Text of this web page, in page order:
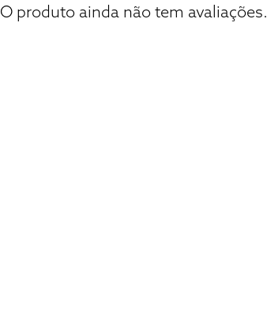
O produto ainda não tem avaliações.